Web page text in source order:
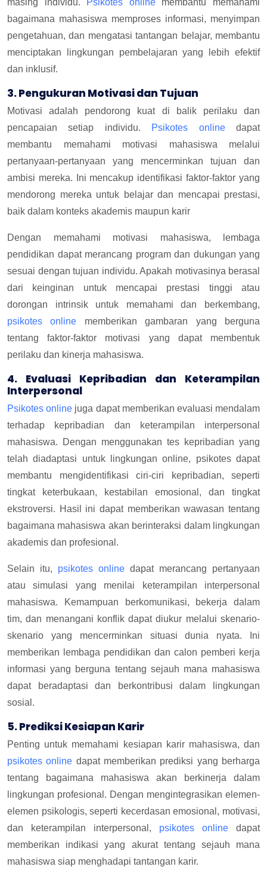
masing individu. Psikotes onlinemembantu memahami
bagaimana mahasiswa memproses informasi, menyimpan
pengetahuan, dan mengatasi tantangan belajar, membantu
menciptakan lingkungan pembelajaran yang lebih efektif
dan inklusif.
3. Pengukuran Motivasi dan Tujuan
Motivasi adalah pendorong kuat di balik perilaku dan
pencapaian setiap individu.
Psikotes onlinedapat
membantu memahami motivasi mahasiswa melalui
pertanyaan-pertanyaan yang mencerminkan tujuan dan
ambisi mereka. Ini mencakup identifikasi faktor-faktor yang
mendorong mereka untuk belajar dan mencapai prestasi,
baik dalam konteks akademis maupun karir
Dengan memahami motivasi mahasiswa, lembaga
pendidikan dapat merancang program dan dukungan yang
sesuai dengan tujuan individu. Apakah motivasinya berasal
dari keinginan untuk mencapai prestasi tinggi atau
dorongan intrinsik untuk memahami dan berkembang,
psikotes online memberikan gambaran yang berguna
tentang faktor-faktor motivasi yang dapat membentuk
perilaku dan kinerja mahasiswa.
4. Evaluasi Kepribadian dan Keterampilan
Interpersonal
Psikotes online juga dapat memberikan evaluasi mendalam
terhadap kepribadian dan keterampilan interpersonal
mahasiswa. Dengan menggunakan tes kepribadian yang
telah diadaptasi untuk lingkungan online, psikotes dapat
membantu mengidentifikasi ciri-ciri kepribadian, seperti
tingkat keterbukaan, kestabilan emosional, dan tingkat
ekstroversi. Hasil ini dapat memberikan wawasan tentang
bagaimana mahasiswa akan berinteraksi dalam lingkungan
akademis dan profesional.
Selain itu, psikotes online dapat merancang pertanyaan
atau simulasi yang menilai keterampilan interpersonal
mahasiswa. Kemampuan berkomunikasi, bekerja dalam
tim, dan menangani konflik dapat diukur melalui skenario-
skenario yang mencerminkan situasi dunia nyata. Ini
memberikan lembaga pendidikan dan calon pemberi kerja
informasi yang berguna tentang sejauh mana mahasiswa
dapat beradaptasi dan berkontribusi dalam lingkungan
sosial.
5. Prediksi Kesiapan Karir
Penting untuk memahami kesiapan karir mahasiswa, dan
psikotes online dapat memberikan prediksi yang berharga
tentang bagaimana mahasiswa akan berkinerja dalam
lingkungan profesional. Dengan mengintegrasikan elemen-
elemen psikologis, seperti kecerdasan emosional, motivasi,
dan keterampilan interpersonal, psikotes online dapat
memberikan indikasi yang akurat tentang sejauh mana
mahasiswa siap menghadapi tantangan karir.